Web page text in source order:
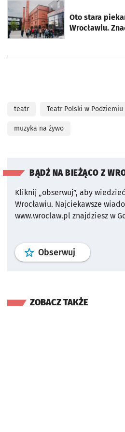
Oto stara
Wrocławiu.
otworzy się w nowej karcie
teatr Teatr Polski w Podziemiu
muzyka na żywo
BĄDŹ NA BIEŻĄCO Z
Kliknij „obserwuj”, aby
Wrocławiu. Najciekawsze
www.wroclaw.pl znajdziesz w
Obserwuj profil
ZOBACZ TAKŻE